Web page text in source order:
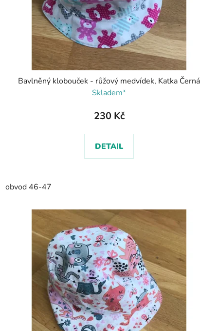
Bavlněný klobouček - růžový medvídek, Katka Černá
Skladem*
230 Kč
DETAIL
obvod 46-47